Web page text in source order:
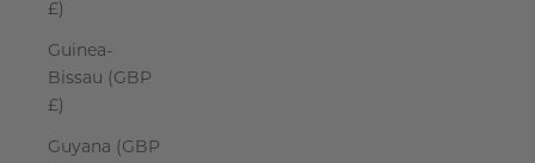
£)
Guinea-
Bissau (GBP
£)
Guyana (GBP